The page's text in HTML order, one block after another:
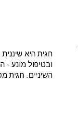
חגית היא
ובטיפול מונע -
השיניים. חגית